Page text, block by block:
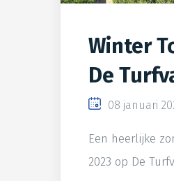
Winter
De
08 januari
Een heerlijke
2023 op De